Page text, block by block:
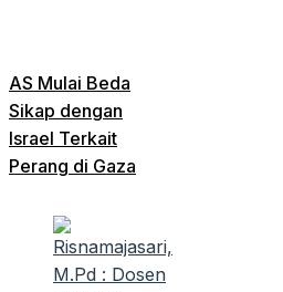
AS Mulai Beda
Sikap dengan
Israel Terkait
Perang di Gaza